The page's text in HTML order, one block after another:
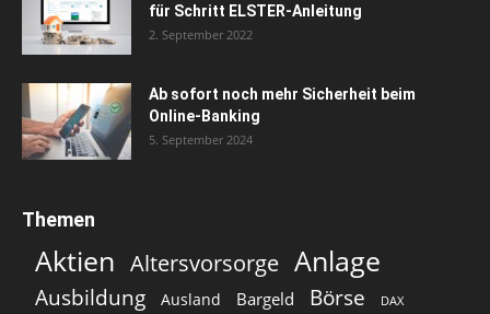
für Schritt ELSTER-Anleitung
2. September 2022
Ab sofort noch mehr Sicherheit beim
Online-Banking
5. September 2024
Themen
Aktien Altersvorsorge Anlage
Ausbildung Ausland Bargeld Börse DAX